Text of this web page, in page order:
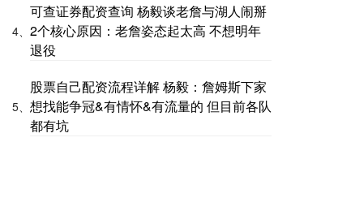
4、
可查证券配资查询 杨毅谈老詹与湖人闹掰
2个核心原因：老詹姿态起太高 不想明年
退役
5、
股票自己配资流程详解 杨毅：詹姆斯下家
想找能争冠&有情怀&有流量的 但目前各队
都有坑